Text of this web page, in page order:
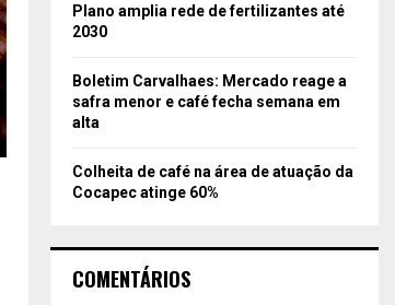
Plano amplia rede de fertilizantes até
2030
Boletim Carvalhaes: Mercado reage a
safra menor e café fecha semana em
alta
Colheita de café na área de atuação da
Cocapec atinge 60%
COMENTÁRIOS